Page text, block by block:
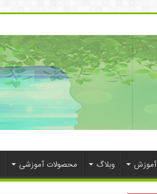
آموزش وبلاگ محصولات آموزشی